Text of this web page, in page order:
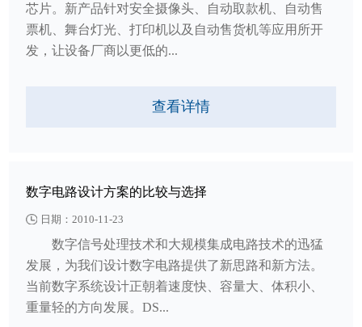
芯片。新产品针对安全摄像头、自动取款机、自动售
票机、舞台灯光、打印机以及自动售货机等应用所开
发，让设备厂商以更低的...
查看详情
数字电路设计方案的比较与选择
日期：2010-11-23
数字信号处理技术和大规模集成电路技术的迅猛
发展，为我们设计数字电路提供了新思路和新方法。
当前数字系统设计正朝着速度快、容量大、体积小、
重量轻的方向发展。DS...